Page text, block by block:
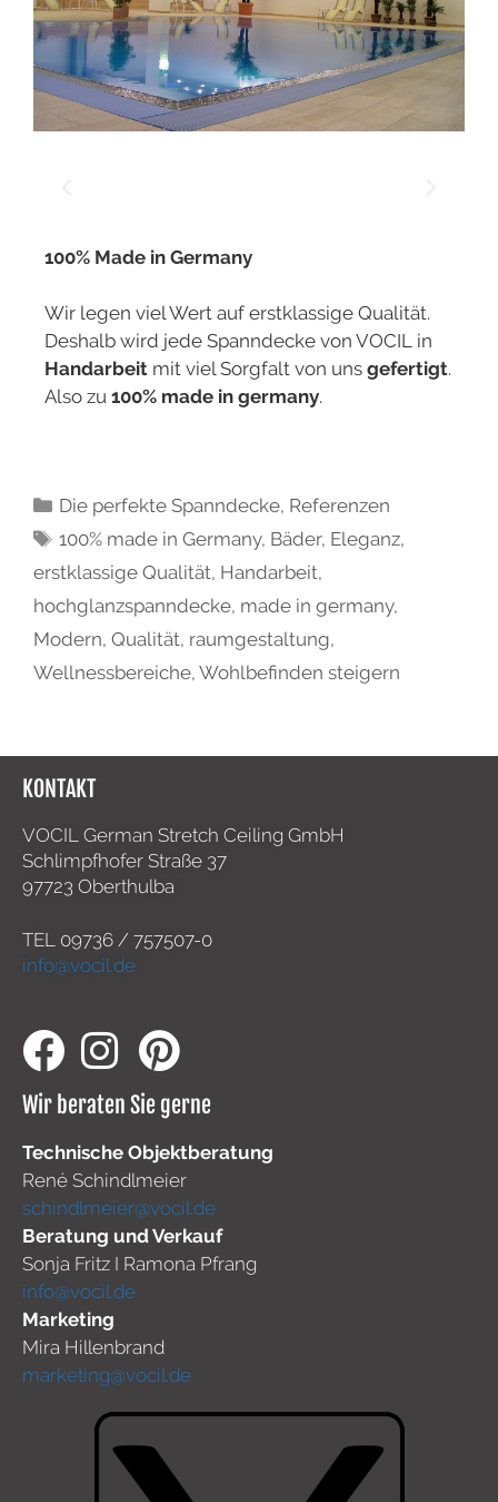
100% Made in Germany
Wir legen viel Wert auf erstklassige Qualität.
Deshalb wird jede Spanndecke von VOCIL in
Handarbeit mit viel Sorgfalt von uns gefertigt.
Also zu 100% made in germany.
Die perfekte Spanndecke, Referenzen
100% made in Germany, Bäder, Eleganz,
erstklassige Qualität, Handarbeit,
hochglanzspanndecke, made in germany,
Modern, Qualität, raumgestaltung,
Wellnessbereiche, Wohlbefinden steigern
KONTAKT
VOCIL German Stretch Ceiling GmbH
Schlimpfhofer Straße 37
97723 Oberthulba
TEL 09736 / 757507-0
info@vocil.de
Wir beraten Sie gerne
Technische Objektberatung
René Schindlmeier
schindlmeier@vocil.de
Beratung und Verkauf
Sonja Fritz I Ramona Pfrang
info@vocil.de
Marketing
Mira Hillenbrand
marketing@vocil.de